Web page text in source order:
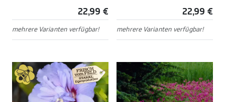
22,99 €
mehrere Varianten verfügbar!
22,99 €
mehrere Varianten verfügbar!